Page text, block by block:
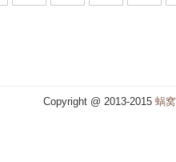
Copyright @ 2013-2015 蜗